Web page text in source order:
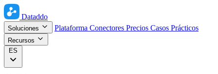
Dataddo
Soluciones Plataforma Conectores Precios Casos Prácticos
Recursos
ES